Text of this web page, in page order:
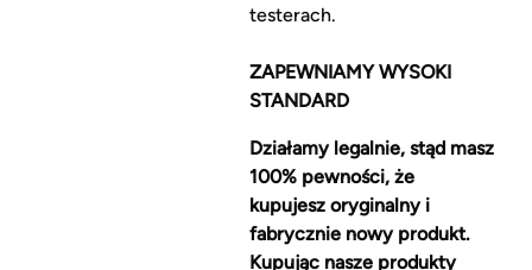
testerach.
ZAPEWNIAMY WYSOKI
STANDARD
Działamy legalnie, stąd masz
100% pewności, że
kupujesz oryginalny i
fabrycznie nowy produkt.
Kupując nasze produkty